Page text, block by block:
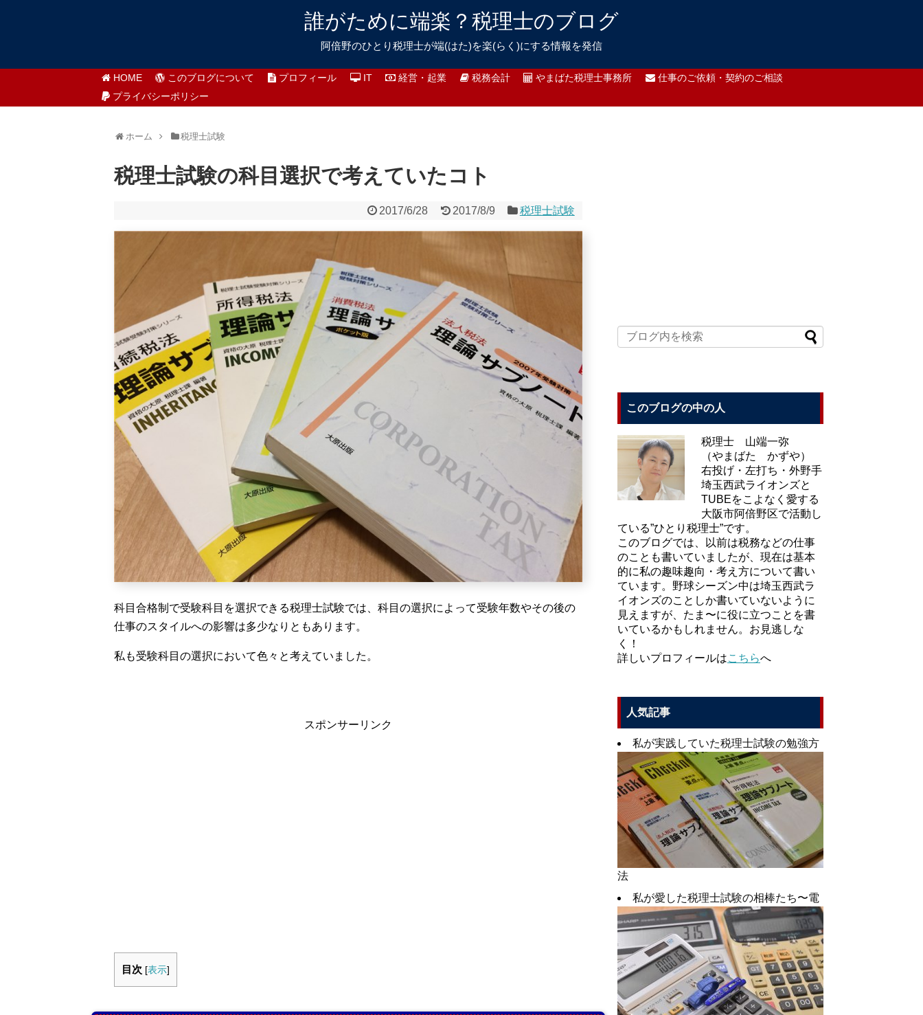
誰がために端楽？税理士のブログ
阿倍野のひとり税理士が端(はた)を楽(らく)にする情報を発信
HOME このブログについて プロフィール IT 経営・起業 税務会計 やまばた税理士事務所
仕事のご依頼・契約のご相談
プライバシーポリシー
ホーム 税理士試験
税理士試験の科目選択で考えていたコト
2017/6/28 2017/8/9 税理士試験
科目合格制で受験科目を選択できる税理士試験では、科目の選択によって受験年数やその後の
仕事のスタイルへの影響は多少なりともあります。
私も受験科目の選択において色々と考えていました。
スポンサーリンク
目次 [表示]
このブログの中の人
税理士 山端一弥
（やまばた かずや）
右投げ・左打ち・外野手
埼玉西武ライオンズと
TUBEをこよなく愛する
大阪市阿倍野区で活動し
ている”ひとり税理士”です。
このブログでは、以前は税務などの仕事
のことも書いていましたが、現在は基本
的に私の趣味趣向・考え方について書い
ています。野球シーズン中は埼玉西武ラ
イオンズのことしか書いていないように
見えますが、たま〜に役に立つことを書
いているかもしれません。お見逃しな
く！
詳しいプロフィールはこちらへ
人気記事
私が実践していた税理士試験の勉強方
法
私が愛した税理士試験の相棒たち〜電